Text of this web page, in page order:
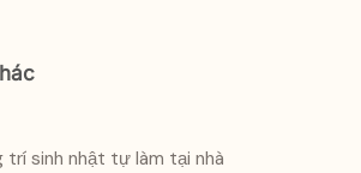
trí sinh nhật tự làm tại nhà